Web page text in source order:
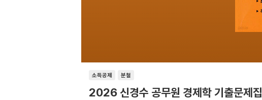
소득공제 분철
2026 신경수 공무원 경제학 기출문제집